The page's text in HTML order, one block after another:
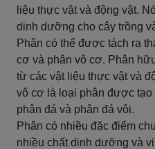
liệu thực vật và động vật.
dinh dưỡng cho cây trồng
Phân có thể được tách ra
cơ và phân vô cơ. Phân
từ các vật liệu thực vật và
vô cơ là loại phân được
phân đá và phân đá vôi.
Phân có nhiều đặc điểm
nhiều chất dinh dưỡng và